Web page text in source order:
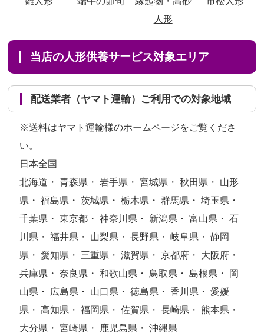
人形
当店の人形供養サービス対象エリア
配送業者（ヤマト運輸）ご利用での対象地域
※送料はヤマト運輸様のホームページをご覧くださ
い。
日本全国
北海道・ 青森県・ 岩手県・ 宮城県・ 秋田県・ 山形
県・ 福島県・ 茨城県・ 栃木県・ 群馬県・ 埼玉県・
千葉県・ 東京都・ 神奈川県・ 新潟県・ 富山県・ 石
川県・ 福井県・ 山梨県・ 長野県・ 岐阜県・ 静岡
県・ 愛知県・ 三重県・ 滋賀県・ 京都府・ 大阪府・
兵庫県・ 奈良県・ 和歌山県・ 鳥取県・ 島根県・ 岡
山県・ 広島県・ 山口県・ 徳島県・ 香川県・ 愛媛
県・ 高知県・ 福岡県・ 佐賀県・ 長崎県・ 熊本県・
大分県・ 宮崎県・ 鹿児島県・ 沖縄県